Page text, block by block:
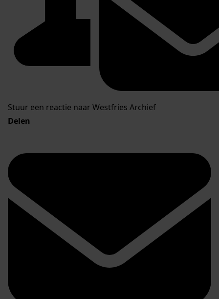
Stuur een reactie naar Westfries Archief
Delen